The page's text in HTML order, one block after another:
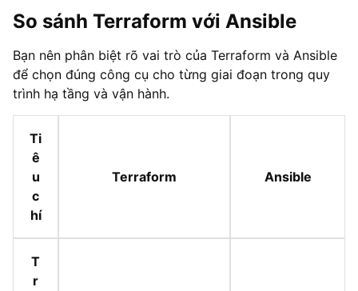
So sánh Terraform với Ansible
Bạn nên phân biệt rõ vai trò của Terraform và Ansible
để chọn đúng công cụ cho từng giai đoạn trong quy
trình hạ tầng và vận hành.
Ti
ê
u
c
hí
Terraform Ansible
T
r